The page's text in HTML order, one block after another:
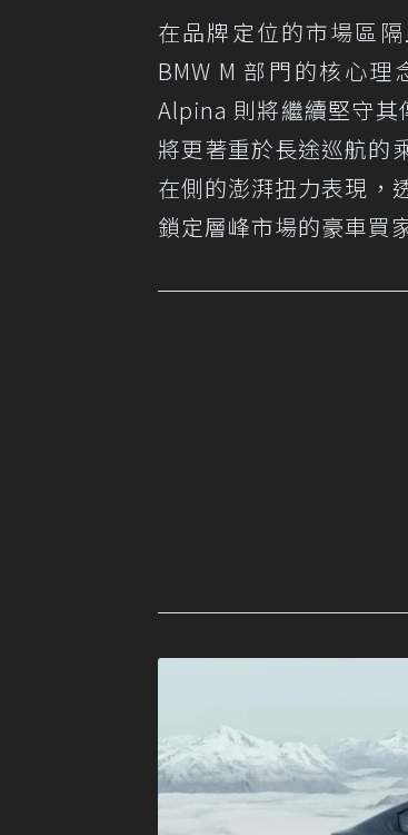
在品牌定位的市場區
BMW M 部門的核心
Alpina 則將繼續堅守其
將更著重於長途巡航的
在側的澎湃扭力表現，
鎖定層峰市場的豪車買